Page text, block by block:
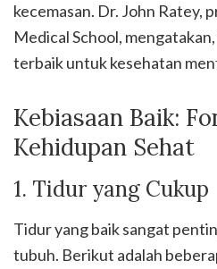
kecemasan. Dr. John Ratey,
Medical School,
terbaik untuk kesehatan
Kebiasaan Baik:
Kehidupan Sehat
1. Tidur yang Cukup
Tidur yang baik sangat
tubuh. Berikut adalah